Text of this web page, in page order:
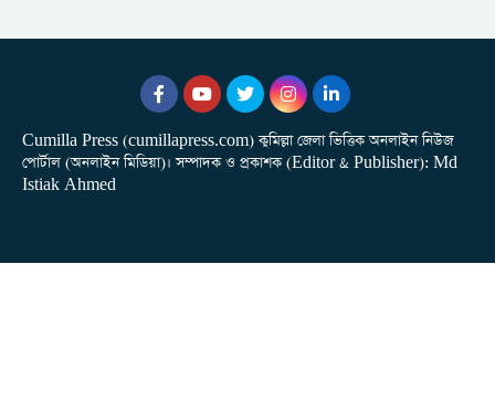
Cumilla Press (cumillapress.com) কুমিল্লা জেলা ভিত্তিক অনলাইন নিউজ
পোর্টাল (অনলাইন মিডিয়া)। সম্পাদক ও প্রকাশক (Editor & Publisher): Md
Istiak Ahmed